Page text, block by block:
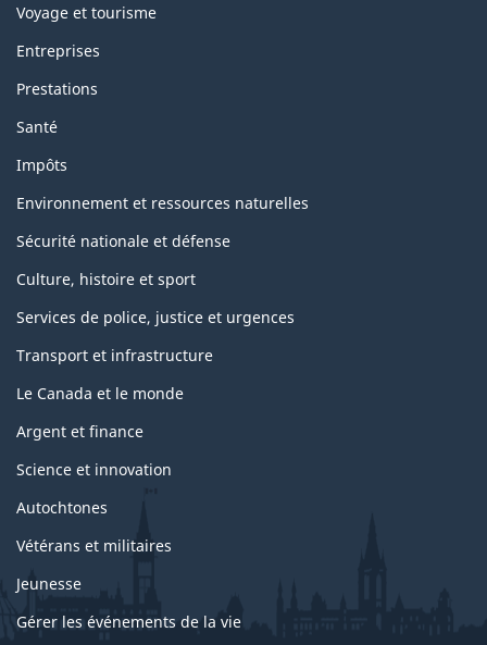
Voyage et tourisme
Entreprises
Prestations
Santé
Impôts
Environnement et ressources naturelles
Sécurité nationale et défense
Culture, histoire et sport
Services de police, justice et urgences
Transport et infrastructure
Le Canada et le monde
Argent et finance
Science et innovation
Autochtones
Vétérans et militaires
Jeunesse
Gérer les événements de la vie